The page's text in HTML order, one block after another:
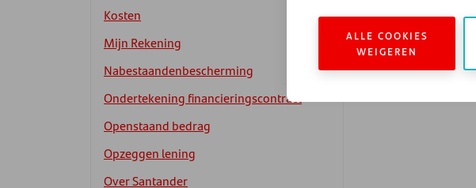
Kosten
Mijn Rekening
Nabestaandenbescherming
Ondertekening financieringscontract
Openstaand bedrag
Opzeggen lening
Over Santander
ALLE COOKIES
WEIGEREN